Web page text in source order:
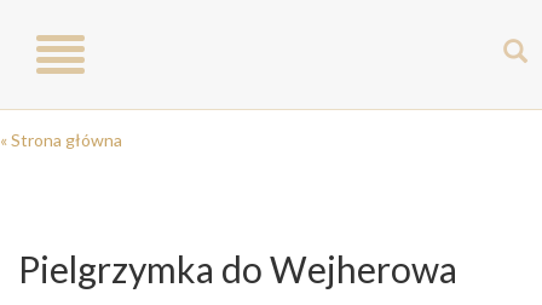
Toggle
navigation
« Strona główna
Pielgrzymka do Wejherowa